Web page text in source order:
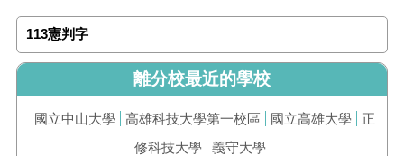
113憲判字
離分校最近的學校
國立中山大學 高雄科技大學第一校區 國立高雄大學
正
修科技大學
義守大學